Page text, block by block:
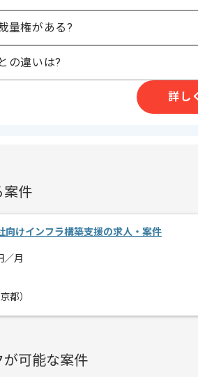
商談回数
2026/05/25
インフラ上流の経験を活かすことができ
新しいアイディアや技術を積極的に導入
スキルアップされたい方、長期的に参
量権がある?
の違いは?
詳し
案件
向けインフラ構築支援の求人・案件
／月
都）
が可能な案件